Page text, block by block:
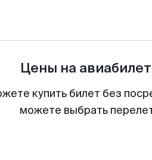
Цены на
купить билет без
можете выбрать